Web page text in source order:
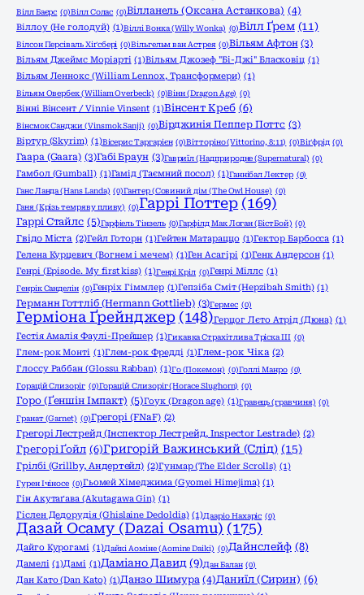
Вілл Баєрс (0)Вілл Солас (0)Вілланель (Оксана Астанкова) (4)
Віллоу (Не голодуй) (1)Віллі Вонка (Willy Wonka) (0)Вілл Ґрем (11)
Вілсон Персіваль Хіґсбері (0)Вільгельм ван Астрея (0)Вільям Афтон (3)
Вільям Джеймс Моріарті (1)Вільям Джозеф "Бі-Джі" Бласковіц (1)
Вільям Леннокс (William Lennox, Трансформери) (1)
Вільям Овербек (William Overbeck) (0)Вінн (Dragon Age) (0)
Вінні Вінсент / Vinnie Vinsent (1)Вінсент Креб (6)
Вінсмок Санджи (Vinsmok Sanji) (0)Вірджинія Пеппер Поттс (3)
Віртур (Skyrim) (1)Вісерис Таргарієн (0)Вітторіно (Vittorino, 8:11) (0)Віґфрід (0)
Гаара (Gaara) (3)Габі Браун (3)Гавриїл (Надприродне (Supernatural) (0)
Гамбол (Gumball) (1)Гамід (Таємний посол) (1)Ганнібал Лектер (0)
Ганс Ланда (Hans Landa) (0)Гантер (Совиний дім (The Owl House) (0)
Ганя (Крізь темряву пливу) (0)Гаррі Поттер (169)
Гаррі Стайлс (5)Гарфіель Тінзель (0)Гарфілд Мак Логан (БістБой) (0)
Гвідо Міста (2)Гейл Готорн (1)Гейтен Матараццо (1)Гектор Барбосса (1)
Гелена Курцевич (Вогнем і мечем) (1)Ген Асагірі (1)Генк Андерсон (1)
Генрі (Episode. My first kiss) (1)Генрі Кріл (0)Генрі Міллс (1)
Генрік Санделін (0)Генріх Гіммлер (1)Гепзіба Сміт (Hepzibah Smith) (1)
Германн Готтліб (Hermann Gottlieb) (3)Гермес (0)
Герміона Ґрейнджер (148)Герцог Лєто Атрід (Дюна) (1)
Гестія Амалія Фаулі-Прейшер (1)Гикавка Страхітлива Тріска ІІІ (0)
Глем-рок Монті (1)Глем-рок Фредді (1)Глем-рок Чіка (2)
Глоссу Раббан (Glossu Rabban) (1)Го (Покемон) (0)Голлі Манро (0)
Горацій Слизоріг (0)Горацій Слизоріг (Horace Slughorn) (0)
Горо (Ґеншін Імпакт) (5)Гоук (Dragon age) (1)Гравець (гравчиня) (0)
Гранат (Garnet) (0)Грегорі (FNaF) (2)
Грегорі Лестрейд (Інспектор Лестрейд, Inspector Lestrade) (2)
Грегорі Ґойл (6)Григорій Важинський (Слід) (15)
Грілбі (Grillby, Андертейл) (2)Гунмар (The Elder Scrolls) (1)
Гурен Ічіносе (0)Гьомей Хімеджима (Gyomei Himejima) (1)
Гін Акутаґава (Akutagawa Gin) (1)
Гіслен Дедорудія (Ghislaine Dedoldia) (1)Дааріо Нахаріс (0)
Дазай Осаму (Dazai Osamu) (175)
Дайго Курогамі (1)Дайкі Аоміне (Aomine Daiki) (0)Дайнслейф (8)
Дамелі (1)Дамі (1)Даміано Давид (9)Дан Балан (0)
Дан Като (Dan Katо) (1)Данзо Шимура (4)Даниїл (Сирин) (6)